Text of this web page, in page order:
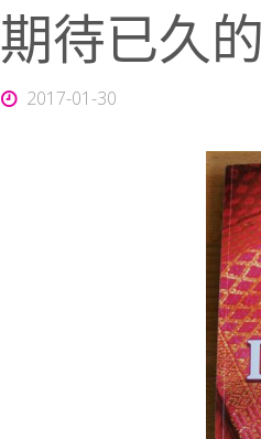
期待已久
2017-01-30